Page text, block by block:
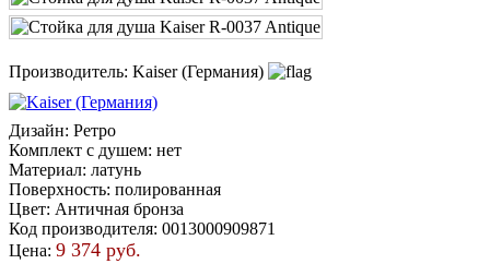
Производитель: Kaiser (Германия)
Дизайн: Ретро
Комплект с душем: нет
Материал: латунь
Поверхность: полированная
Цвет: Античная бронза
Код производителя: 0013000909871
Цена: 9 374 руб.